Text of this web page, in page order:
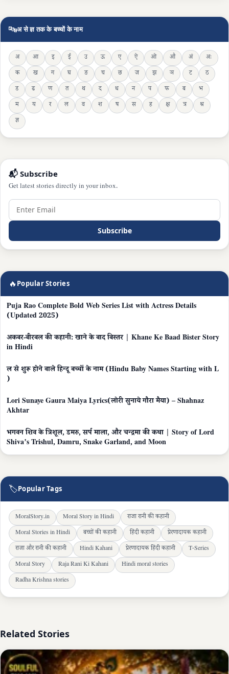
🔤अ से ज्ञ तक के बच्चों के नाम
अ आ इ ई उ ऊ ए ऐ ओ औ अं
अः
क
ख ग घ ङ च छ ज झ ञ ट
ठ
ड
ढ ण त थ द ध न प फ ब
भ
म
य र ल व श ष स ह क्ष त्र
श्र
ज्ञ
📬 Subscribe
Get latest stories directly in your inbox.
Subscribe
🔥 Popular Stories
Puja Rao Complete Bold Web Series List with Actress Details
(Updated 2025)
अकबर-बीरबल की कहानी: खाने के बाद बिस्तर | Khane Ke Baad Bister Story
in Hindi
ल से शुरू होने वाले हिन्दू बच्चों के नाम (Hindu Baby Names Starting with L
)
Lori Sunaye Gaura Maiya Lyrics(लोरी सुनाये गौरा मैया) – Shahnaz
Akhtar
भगवन शिव के त्रिशूल, डमरु, सर्प माला, और चन्द्रमा की कथा | Story of Lord
Shiva’s Trishul, Damru, Snake Garland, and Moon
🏷Popular Tags
MoralStory.in Moral Story in Hindi
राजा रानी की कहानी
Moral Stories in Hindi
बच्चों की कहानी हिंदी कहानी
प्रेरणादायक कहानी
राजा और रानी की कहानी
Hindi Kahani प्रेरणादायक हिंदी कहानी
T-Series
Moral Story
Raja Rani Ki Kahani
Hindi moral stories
Radha Krishna stories
Related Stories